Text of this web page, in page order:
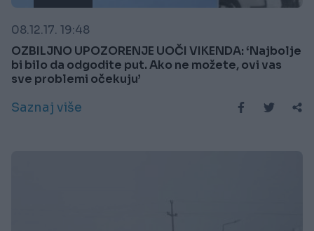
08.12.17. 19:48
OZBILJNO UPOZORENJE UOČI VIKENDA: ‘Najbolje
bi bilo da odgodite put. Ako ne možete, ovi vas
sve problemi očekuju’
Saznaj više